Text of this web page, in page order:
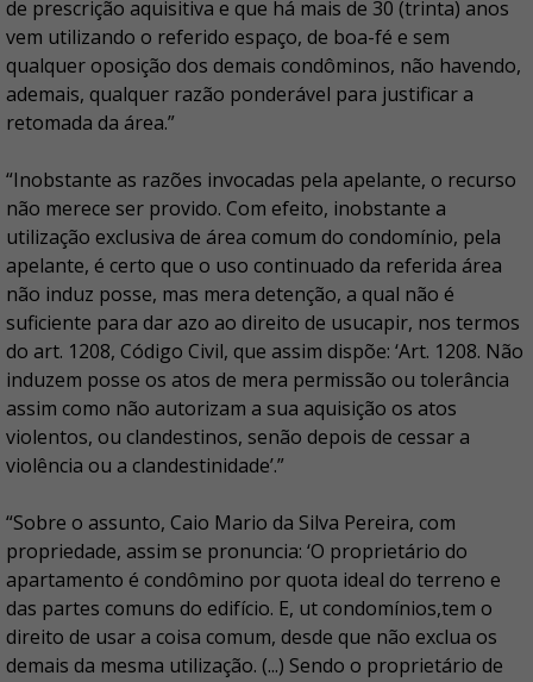
de prescrição aquisitiva e que há mais de 30 (trinta) anos
vem utilizando o referido espaço, de boa-fé e sem
qualquer oposição dos demais condôminos, não havendo,
ademais, qualquer razão ponderável para justificar a
retomada da área.”
“Inobstante as razões invocadas pela apelante, o recurso
não merece ser provido. Com efeito, inobstante a
utilização exclusiva de área comum do condomínio, pela
apelante, é certo que o uso continuado da referida área
não induz posse, mas mera detenção, a qual não é
suficiente para dar azo ao direito de usucapir, nos termos
do art. 1208, Código Civil, que assim dispõe: ‘Art. 1208. Não
induzem posse os atos de mera permissão ou tolerância
assim como não autorizam a sua aquisição os atos
violentos, ou clandestinos, senão depois de cessar a
violência ou a clandestinidade’.”
“Sobre o assunto, Caio Mario da Silva Pereira, com
propriedade, assim se pronuncia: ‘O proprietário do
apartamento é condômino por quota ideal do terreno e
das partes comuns do edifício. E, ut condomínios,tem o
direito de usar a coisa comum, desde que não exclua os
demais da mesma utilização. (...) Sendo o proprietário de